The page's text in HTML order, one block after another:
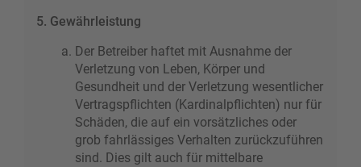
5. Gewährleistung
Der Betreiber haftet mit Ausnahme der
Verletzung von Leben, Körper und
Gesundheit und der Verletzung wesentlicher
Vertragspflichten (Kardinalpflichten) nur für
Schäden, die auf ein vorsätzliches oder
grob fahrlässiges Verhalten zurückzuführen
sind. Dies gilt auch für mittelbare